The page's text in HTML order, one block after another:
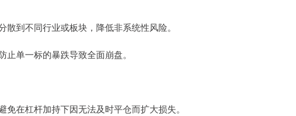
到不同行业或板块，降低非系统性风险。
单一标的暴跌导致全面崩盘。
在杠杆加持下因无法及时平仓而扩大损失。